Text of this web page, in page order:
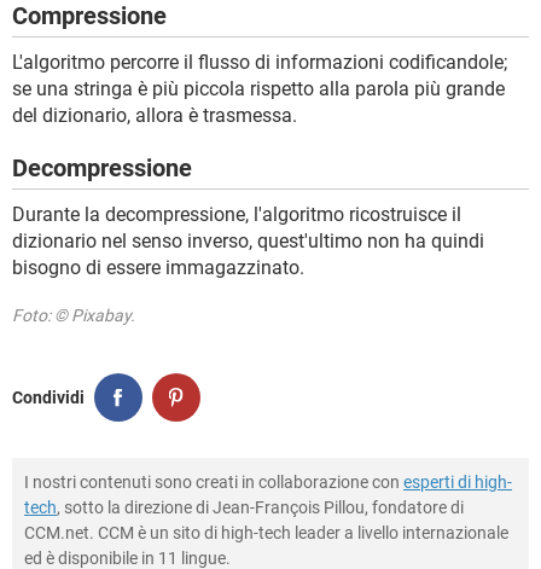
Compressione
L'algoritmo percorre il flusso di informazioni codificandole;
se una stringa è più piccola rispetto alla parola più grande
del dizionario, allora è trasmessa.
Decompressione
Durante la decompressione, l'algoritmo ricostruisce il
dizionario nel senso inverso, quest'ultimo non ha quindi
bisogno di essere immagazzinato.
Foto: © Pixabay.
Condividi
I nostri contenuti sono creati in collaborazione con esperti di high-
tech, sotto la direzione di Jean-François Pillou, fondatore di
CCM.net. CCM è un sito di high-tech leader a livello internazionale
ed è disponibile in 11 lingue.